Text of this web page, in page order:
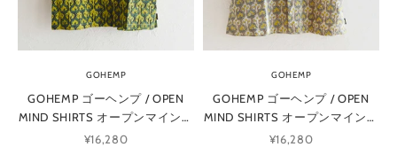
GOHEMP
GOHEMP ゴーヘンプ / OPEN
MIND SHIRTS オープンマインド
シャツ (KHAKI カーキ)
セール価格
¥16,280
GOHEMP
GOHEMP ゴーヘンプ / OPEN
MIND SHIRTS オープンマインド
シャツ (GRAY グレー)
セール価格
¥16,280